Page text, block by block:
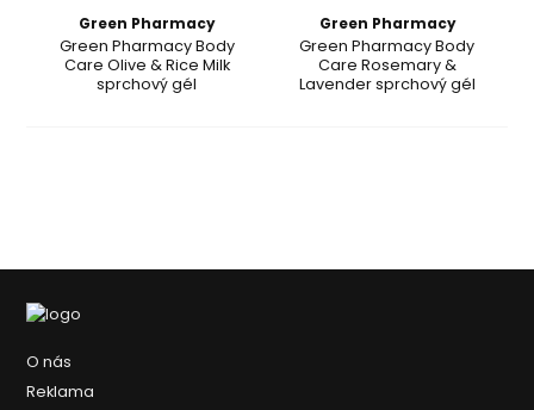
Green Pharmacy
Green Pharmacy Body
Care Olive & Rice Milk
sprchový gél
Green Pharmacy
Green Pharmacy Body
Care Rosemary &
Lavender sprchový gél
O nás
Reklama